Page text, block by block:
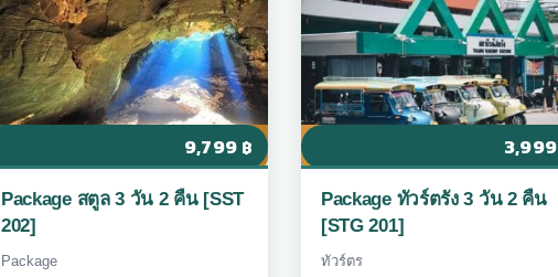
9,799 ฿
Package สตูล 3 วัน 2 คืน [SST
202]
Package
3,999
Package ทัวร์ตรัง 3 วัน 2 คืน
[STG 201]
ทัวร์ตร